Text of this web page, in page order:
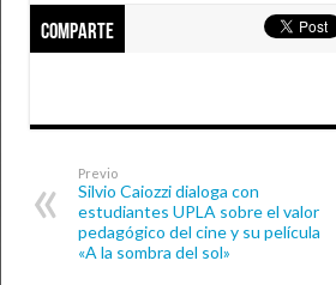
Comparte
Previo
Silvio Caiozzi dialoga con
estudiantes UPLA sobre el valor
pedagógico del cine y su película
«A la sombra del sol»